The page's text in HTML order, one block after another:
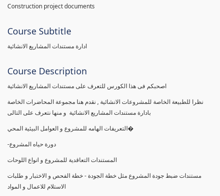
Construction project documents
Course Subtitle
ادارة مستندات المشاريع الانشائية
Course Description
نظرا للطبيعة الخاصة للمشروعات الانشائية , نقدم هنا مجموعة المحاضرات الخاصة
التعريفات الهامه للمشروع و العوامل البيئية المحي�
مستندات ضبط جودة المشروع مثل خطة الجودة - خطة الفحص و الاختبار و طلبات
الاستلام للاعمال و المواد